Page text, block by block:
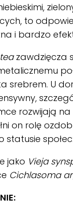
to
i bardzo
zawdzięcza
srebrem. U
rozwijają
on rolę
statusie
jako Vieja
Cichlasoma